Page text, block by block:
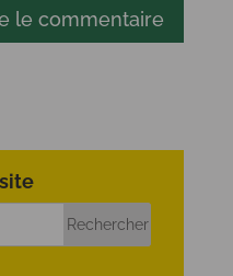
le commentaire